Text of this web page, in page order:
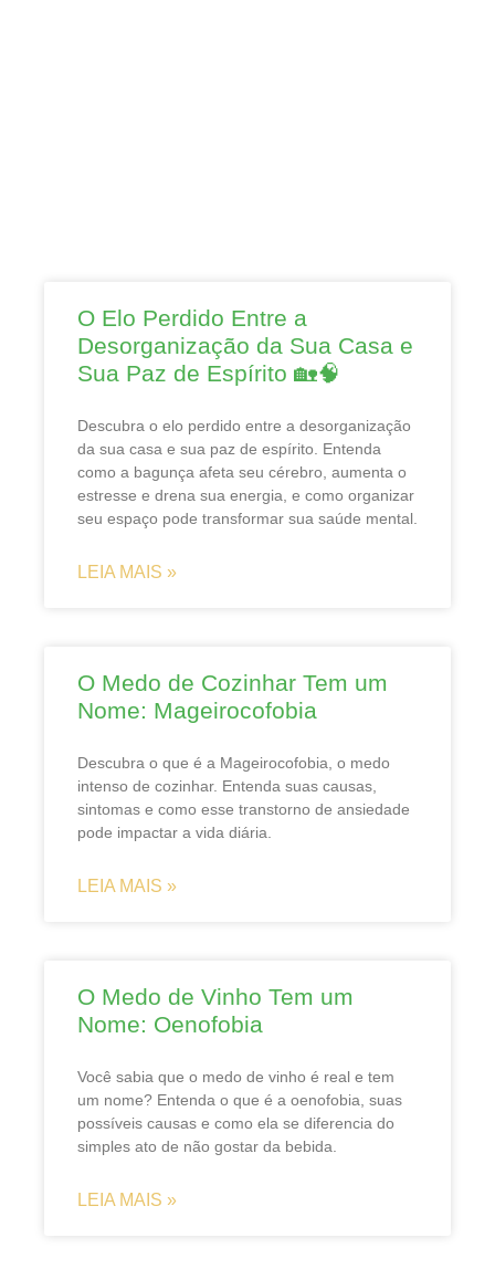
O Elo Perdido Entre a
Desorganização da Sua Casa e
Sua Paz de Espírito 🏡🧠
Descubra o elo perdido entre a desorganização
da sua casa e sua paz de espírito. Entenda
como a bagunça afeta seu cérebro, aumenta o
estresse e drena sua energia, e como organizar
seu espaço pode transformar sua saúde mental.
LEIA MAIS »
O Medo de Cozinhar Tem um
Nome: Mageirocofobia
Descubra o que é a Mageirocofobia, o medo
intenso de cozinhar. Entenda suas causas,
sintomas e como esse transtorno de ansiedade
pode impactar a vida diária.
LEIA MAIS »
O Medo de Vinho Tem um
Nome: Oenofobia
Você sabia que o medo de vinho é real e tem
um nome? Entenda o que é a oenofobia, suas
possíveis causas e como ela se diferencia do
simples ato de não gostar da bebida.
LEIA MAIS »